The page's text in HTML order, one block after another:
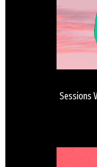
Sessions